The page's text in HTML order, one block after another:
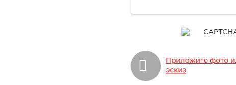
Приложите фото
эскиз